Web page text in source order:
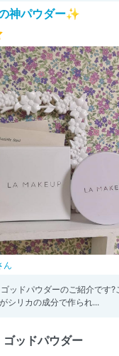
神パウダー✨
ん
ッドパウダーのご紹介です?
シリカの成分で作られ...
ゴッドパウダー